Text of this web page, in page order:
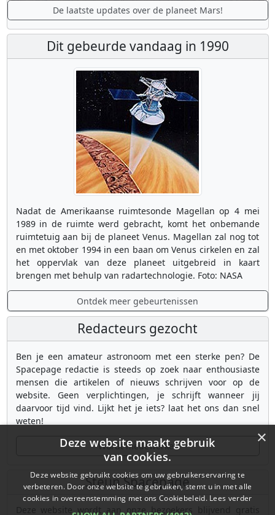
De laatste updates over de planeet Mars!
Dit gebeurde vandaag in 1990
Nadat de Amerikaanse ruimtesonde Magellan op 4 mei
1989 in de ruimte werd gebracht, komt het onbemande
ruimtetuig aan bij de planeet Venus. Magellan zal nog tot
en met oktober 1994 in een baan om Venus cirkelen en zal
het oppervlak van deze planeet uitgebreid in kaart
brengen met behulp van radartechnologie. Foto: NASA
Ontdek meer gebeurtenissen
Redacteurs gezocht
Ben je een amateur astronoom met een sterke pen? De
Spacepage redactie is steeds op zoek naar enthousiaste
mensen die artikelen of nieuws schrijven voor op de
website. Geen verplichtingen, je schrijft wanneer jij
daarvoor tijd vind. Lijkt het je iets? laat het ons dan snel
weten!
Wordt medewerker
Steun Spacepage
Deze website wordt aan onze bezoekers blijvend gratis
×
Deze website maakt gebruik
van cookies.
Deze website gebruikt cookies om uw gebruikerservaring te
verbeteren. Door onze website te gebruiken, stemt u in met alle
cookies in overeenstemming met ons Cookiebeleid. Lees verder